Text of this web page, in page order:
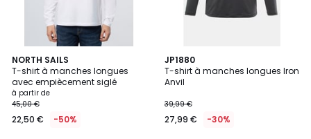
NORTH SAILS
T-shirt à manches longues
avec empiècement siglé
à partir de
45,00 €
22,50 € -50%
5
Couleurs
JP1880
T-shirt à manches longues Iron
Anvil
39,99 €
27,99 € -30%